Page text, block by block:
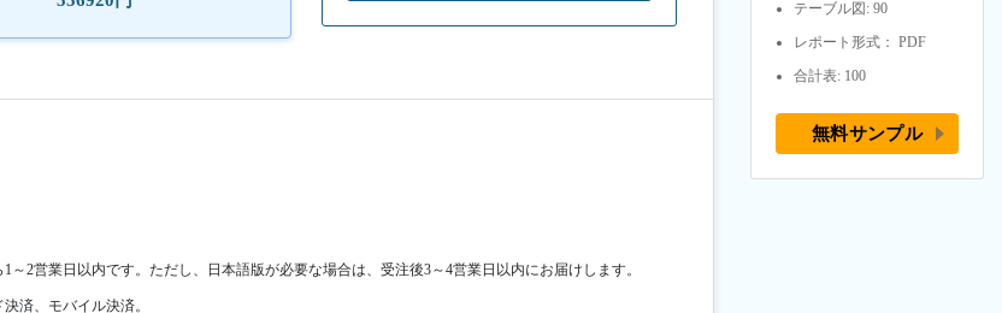
～2営業日以内です。ただし、日本語版が必要な場合は、受注後3～4営業日以内にお届けします。
済、モバイル決済。
テーブル図: 90
レポート形式： PDF
合計表: 100
無料サンプル